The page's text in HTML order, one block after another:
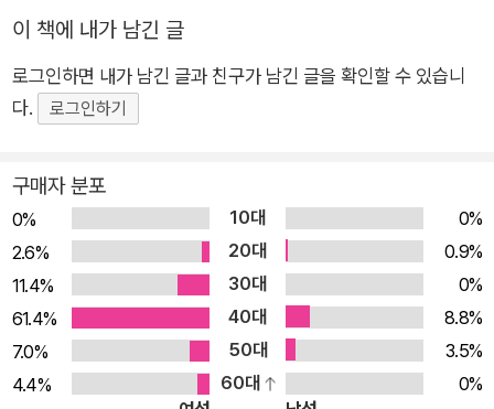
픔과 질투, 불안 같은 부정적인 감정 앞에서 무기력해지는 이유는
했기 때문이다. 감정의 파고를 오가며 혼란스러운 시기를 보내고
있는 사춘기 소년들이 늦지 않게 마음챙김을 연습해야 하는 이유
마음의 고민을 잘 헤쳐나갈 수 있도록 안내한다. 그는 캘리포니아
통합학문 연구소(California Institute of Integral Studies)에
서 통합 심리학 석사 학위를 받았고, 청소년 주거 치료 센터 ‘Par
adigm Treatment’에서 다양한 임상 요법으로 청소년과 긴밀하
게 소통하며 심리적 건강을 지원했다. 저자는 그간의 다양한 임상
경험을 바탕으로 사춘기 소년들이 겪고 있는 문제를 정확히 이해
하는 한편, 이제 막 변화를 겪고 있는 소년들의 눈높이에 맞춰 감
정을 다루는 방법에 대해 사려 깊게 안내한다. 감정의 작동 원리
이 책에 내가 남긴 글
로그인하면 내가 남긴 글과 친구가 남긴 글을 확인할 수 있습니
다.
로그인하기
구매자 분포
0% 10대
0%
2.6%
20대
0.9%
11.4%
30대
0%
61.4%
40대
8.8%
7.0%
50대
3.5%
4.4%
60대
0%